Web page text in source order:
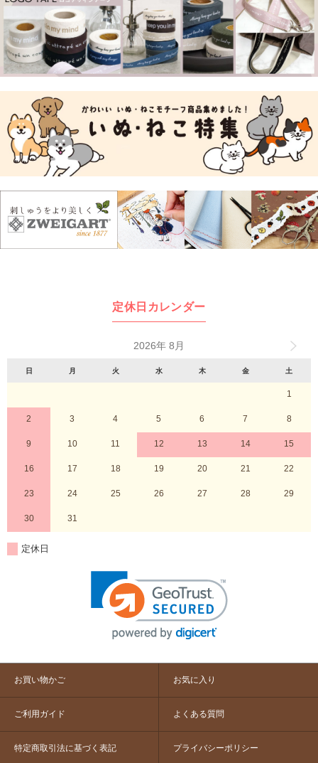
定休日カレンダー
2026年 8月
日 月 火 水 木 金 土
1
2 3 4 5 6 7 8
9 10 11 12 13 14 15
16 17 18 19 20 21 22
23 24 25 26 27 28 29
30 31
定休日
お買い物かご お気に入り
ご利用ガイド よくある質問
特定商取引法に基づく表記 プライバシーポリシー